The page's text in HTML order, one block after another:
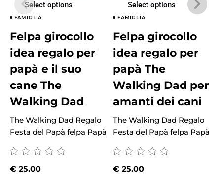
Select options
FAMIGLIA
Felpa girocollo
idea regalo per
papà e il suo
cane The
Walking Dad
The Walking Dad Regalo
Festa del Papà felpa Papà
€25.00
Select options
FAMIGLIA
Felpa girocollo
idea regalo per
papà The
Walking Dad per
amanti dei cani
The Walking Dad Regalo
Festa del Papà felpa Papà
€ 25.00